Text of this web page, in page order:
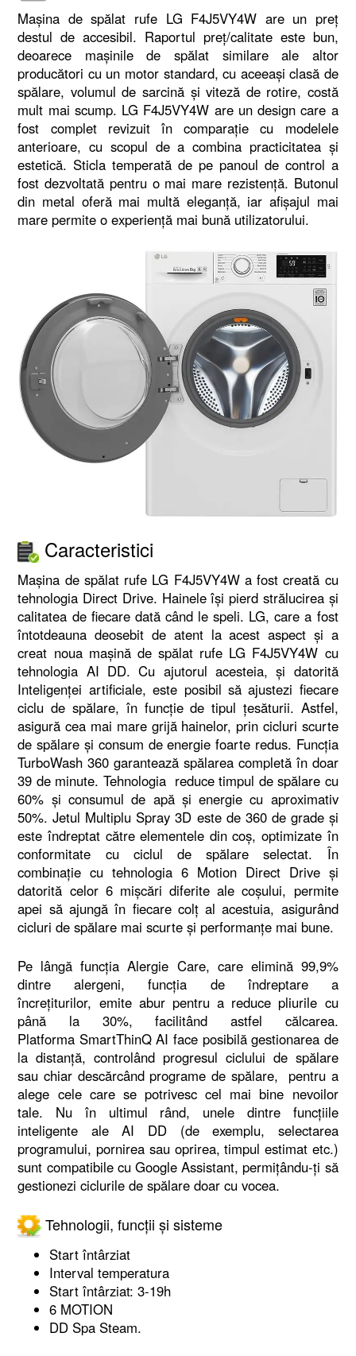
Mașina de spălat rufe LG F4J5VY4W are un preț
destul de accesibil. Raportul preț/calitate este bun,
deoarece mașinile de spălat similare ale altor
producători cu un motor standard, cu aceeași clasă de
spălare, volumul de sarcină și viteză de rotire, costă
mult mai scump. LG F4J5VY4W are un design care a
fost complet revizuit în comparație cu modelele
anterioare, cu scopul de a combina practicitatea și
estetică. Sticla temperată de pe panoul de control a
fost dezvoltată pentru o mai mare rezistență. Butonul
din metal oferă mai multă eleganță, iar afișajul mai
mare permite o experiență mai bună utilizatorului.
Caracteristici
Mașina de spălat rufe LG F4J5VY4W a fost creată cu
tehnologia Direct Drive. Hainele își pierd strălucirea și
calitatea de fiecare dată când le speli. LG, care a fost
întotdeauna deosebit de atent la acest aspect și a
creat noua maşină de spălat rufe LG F4J5VY4W cu
tehnologia AI DD. Cu ajutorul acesteia, și datorită
Inteligenței artificiale, este posibil să ajustezi fiecare
ciclu de spălare, în funcție de tipul țesăturii. Astfel,
asigură cea mai mare grijă hainelor, prin cicluri scurte
de spălare și consum de energie foarte redus. Funcția
TurboWash 360 garantează spălarea completă în doar
39 de minute. Tehnologia reduce timpul de spălare cu
60% și consumul de apă și energie cu aproximativ
50%. Jetul Multiplu Spray 3D este de 360 de grade și
este îndreptat către elementele din coș, optimizate în
conformitate cu ciclul de spălare selectat. În
combinație cu tehnologia 6 Motion Direct Drive și
datorită celor 6 mișcări diferite ale coșului, permite
apei să ajungă în fiecare colț al acestuia, asigurând
cicluri de spălare mai scurte și performanțe mai bune.
Pe lângă funcția Alergie Care, care elimină 99,9%
dintre alergeni, funcția de îndreptare a
încrețiturilor, emite abur pentru a reduce pliurile cu
până la 30%, facilitând astfel călcarea.
Platforma SmartThinQ AI face posibilă gestionarea de
la distanță, controlând progresul ciclului de spălare
sau chiar descărcând programe de spălare, pentru a
alege cele care se potrivesc cel mai bine nevoilor
tale. Nu în ultimul rând, unele dintre funcțiile
inteligente ale AI DD (de exemplu, selectarea
programului, pornirea sau oprirea, timpul estimat etc.)
sunt compatibile cu Google Assistant, permițându-ți să
gestionezi ciclurile de spălare doar cu vocea.
Tehnologii, funcții și sisteme
Start întârziat
Interval temperatura
Start întârziat: 3-19h
6 MOTION
DD Spa Steam.